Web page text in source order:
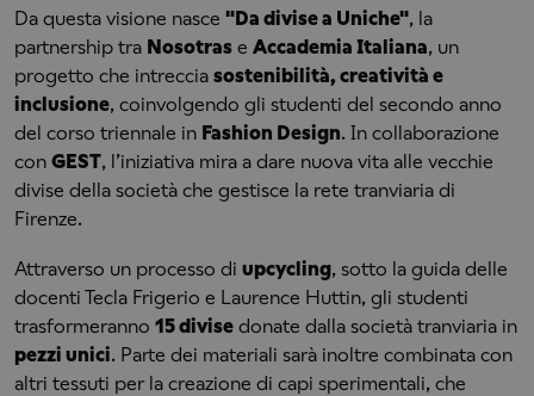
Da questa visione nasce "Da divise a Uniche", la
partnership tra Nosotras e Accademia Italiana, un
progetto che intreccia sostenibilità, creatività e
inclusione, coinvolgendo gli studenti del secondo anno
del corso triennale in Fashion Design. In collaborazione
con GEST, l’iniziativa mira a dare nuova vita alle vecchie
divise della società che gestisce la rete tranviaria di
Firenze.
Attraverso un processo di upcycling, sotto la guida delle
docenti Tecla Frigerio e Laurence Huttin, gli studenti
trasformeranno 15 divise donate dalla società tranviaria in
pezzi unici. Parte dei materiali sarà inoltre combinata con
altri tessuti per la creazione di capi sperimentali, che